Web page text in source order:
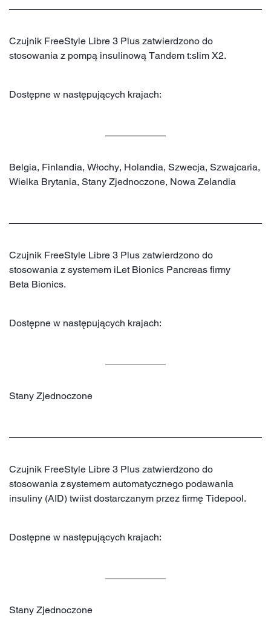
Czujnik FreeStyle Libre 3 Plus zatwierdzono do
stosowania z pompą insulinową Tandem t:slim X2.
Dostępne w następujących krajach:
Belgia, Finlandia, Włochy, Holandia, Szwecja, Szwajcaria,
Wielka Brytania, Stany Zjednoczone, Nowa Zelandia
Czujnik FreeStyle Libre 3 Plus zatwierdzono do
stosowania z systemem iLet Bionics Pancreas firmy
Beta Bionics.
Dostępne w następujących krajach:
Stany Zjednoczone
Czujnik FreeStyle Libre 3 Plus zatwierdzono do
stosowania z systemem automatycznego podawania
insuliny (AID) twiist dostarczanym przez firmę Tidepool.
Dostępne w następujących krajach:
Stany Zjednoczone